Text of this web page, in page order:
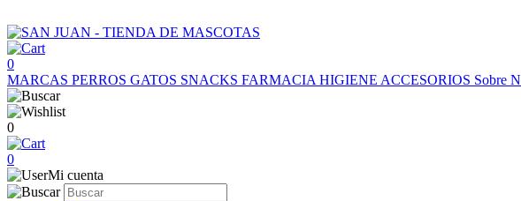
0
MARCAS PERROS GATOS SNACKS FARMACIA HIGIENE ACCESORIOS Sobre
0
0
Mi cuenta